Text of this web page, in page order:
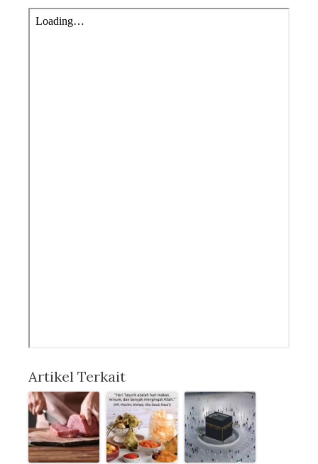
Artikel Terkait